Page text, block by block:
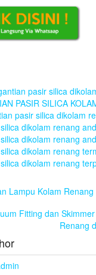
h
ar
e
pasir silica
PASIR SILICA
pasir silica dikolam
dikolam renang
dikolam renang
dikolam renang
dikolam renang
Lampu Kolam Renang
Fitting dan
Renang